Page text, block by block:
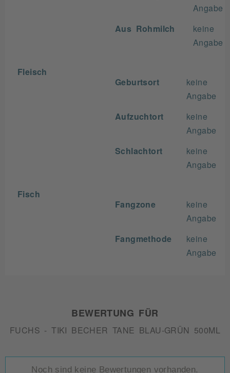
Angabe
Aus Rohmilch
keine
Angabe
Fleisch
Geburtsort
keine
Angabe
Aufzuchtort
keine
Angabe
Schlachtort
keine
Angabe
Fisch
Fangzone
keine
Angabe
Fangmethode
keine
Angabe
BEWERTUNG FÜR
FUCHS - TIKI BECHER TANE BLAU-GRÜN 500ML
Noch sind keine Bewertungen vorhanden.